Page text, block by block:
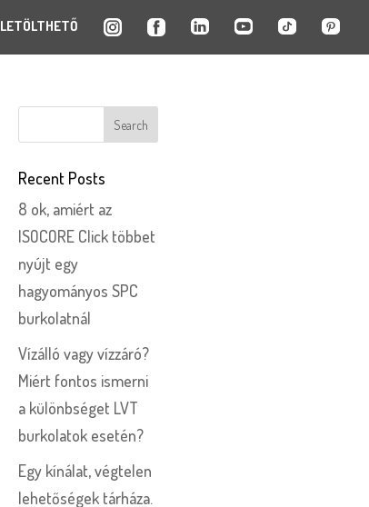
LETÖLTHETŐ
Recent Posts
8 ok, amiért az
ISOCORE Click többet
nyújt egy
hagyományos SPC
burkolatnál
Vízálló vagy vízzáró?
Miért fontos ismerni
a különbséget LVT
burkolatok esetén?
Egy kínálat, végtelen
lehetőségek tárháza.